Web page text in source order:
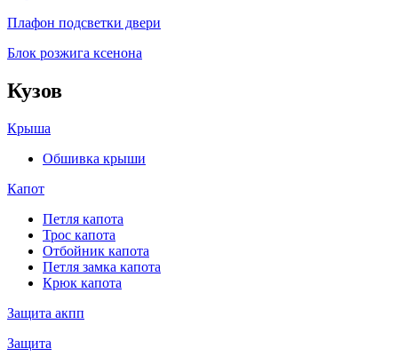
Плафон подсветки двери
Блок розжига ксенона
Кузов
Крыша
Обшивка крыши
Капот
Петля капота
Трос капота
Отбойник капота
Петля замка капота
Крюк капота
Защита акпп
Защита